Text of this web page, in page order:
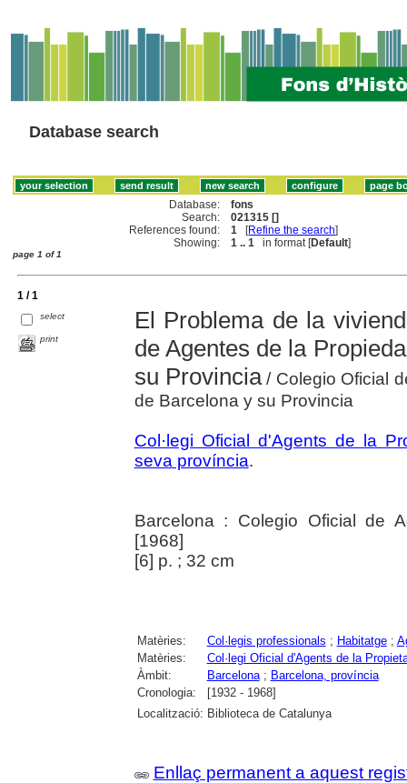
Database search
Database:
fons
Search:
021315 []
References found:
1 [Refine the search]
Showing:
1 .. 1 in format [Default]
page 1 of 1
1 / 1
select
print
El Problema de la
de Agentes de la
su Provincia/ Colegio Oficial
de Barcelona y su Provincia
Col·legi Oficial d'Agents de la
seva província.
Barcelona : Colegio Oficial de
[1968]
[6] p. ; 32 cm
Matèries: Col·legis professionals ; Habitatge;
Matèries:
Col·legi Oficial d'Agents de la
Àmbit:
Barcelona; Barcelona, província
Cronologia:
[1932 - 1968]
Localització: Biblioteca de Catalunya
Enllaç permanent a aquest